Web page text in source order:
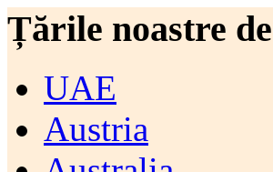
Țările noastre
UAE
Austria